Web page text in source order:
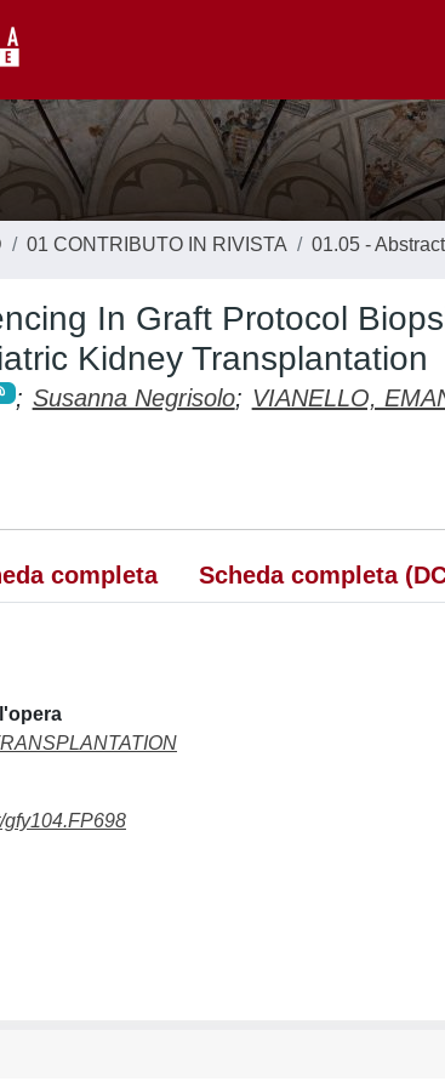
01 CONTRIBUTO IN RIVISTA 01.05 -
In Graft Protocol
Kidney Transplantation
; Susanna Negrisolo; VIANELLO,
completa Scheda completa
gfy104.FP698